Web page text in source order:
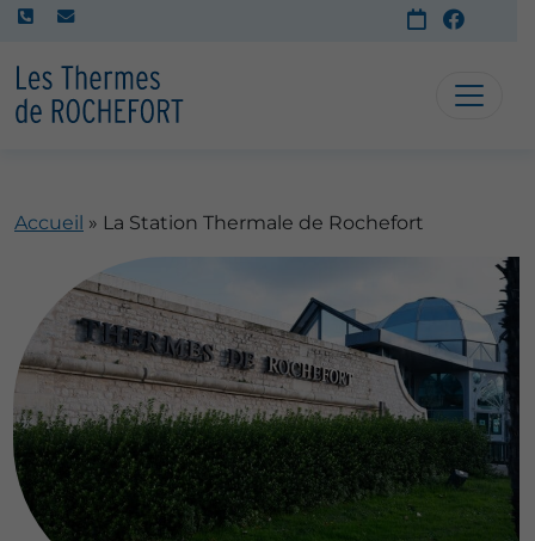
Accueil » La Station Thermale de Rochefort